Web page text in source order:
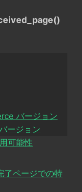
バージョン
ージョン
可能性
了ページでの特